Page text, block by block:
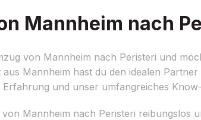
Mannheim nach
von Mannheim nach Peristeri und
Mannheim hast du den idealen
Erfahrung und unser umfangreiches
Mannheim nach Peristeri reibungslos